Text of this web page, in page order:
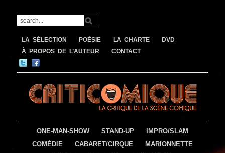
LA SÉLECTION POÉSIE LA CHARTE
DVD
À PROPOS DE L’AUTEUR
CONTACT
ONE-MAN-SHOW STAND-UP
IMPRO/SLAM
COMÉDIE
CABARET/CIRQUE
MARIONNETTE